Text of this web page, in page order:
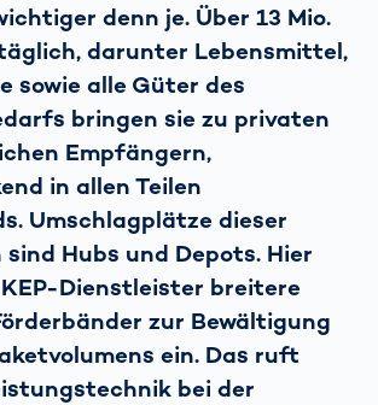
denn je. Über 13 Mio.
darunter Lebensmittel,
sowie alle Güter des
bringen sie zu privaten
Empfängern,
in allen Teilen
Umschlagplätze dieser
Hubs und Depots. Hier
Dienstleister breitere
zur Bewältigung
ein. Das ruft
bei der